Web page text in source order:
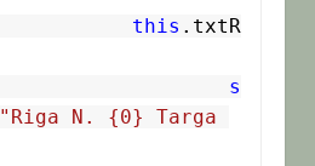
this .txtR
s
"Riga N. {0} Targa